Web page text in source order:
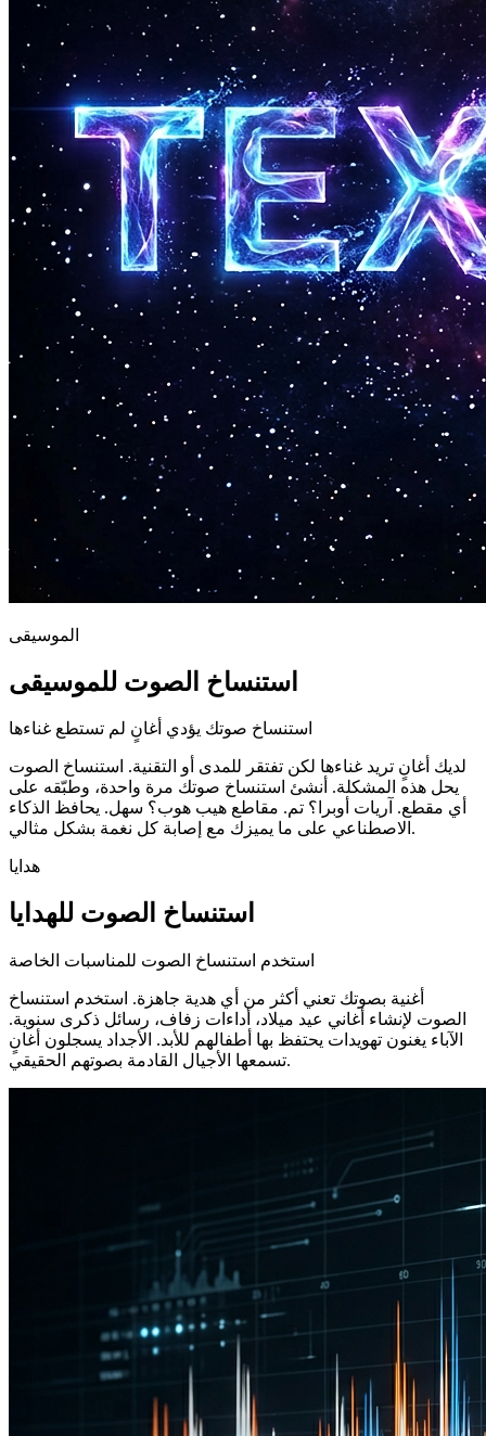
الموسيقى
استنساخ الصوت للموسيقى
استنساخ صوتك يؤدي أغانٍ لم تستطع غناءها
لديك أغانٍ تريد غناءها لكن تفتقر للمدى أو التقنية. استنساخ الصوت
يحل هذه المشكلة. أنشئ استنساخ صوتك مرة واحدة، وطبّقه على
أي مقطع. آريات أوبرا؟ تم. مقاطع هيب هوب؟ سهل. يحافظ الذكاء
الاصطناعي على ما يميزك مع إصابة كل نغمة بشكل مثالي.
هدايا
استنساخ الصوت للهدايا
استخدم استنساخ الصوت للمناسبات الخاصة
أغنية بصوتك تعني أكثر من أي هدية جاهزة. استخدم استنساخ
الصوت لإنشاء أغاني عيد ميلاد، أداءات زفاف، رسائل ذكرى سنوية.
الآباء يغنون تهويدات يحتفظ بها أطفالهم للأبد. الأجداد يسجلون أغانٍ
تسمعها الأجيال القادمة بصوتهم الحقيقي.